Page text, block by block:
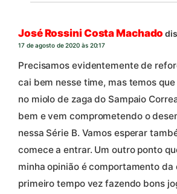
José Rossini Costa Machado
17 de agosto de 2020 às 20:17
Precisamos evidentemente de
cai bem nesse time, mas temos
no miolo de zaga do Sampaio
bem e vem comprometendo o
nessa Série B. Vamos esperar
comece a entrar. Um outro ponto
minha opinião é comportamento da
primeiro tempo vez fazendo bons